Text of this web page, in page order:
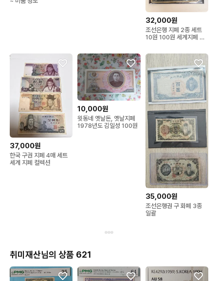
32,000원
조선은행 지폐 2종 세트
10원 100원 세계지폐 수
37,000원
한국 구권 지폐 4매 세트
세계 지폐 컬렉션
10,000원
윗동네 옛날돈, 옛날지폐
1978년도 김일성 100원
35,000원
조선은행권 구 화폐 3종
일괄
취미재산님의 상품 621